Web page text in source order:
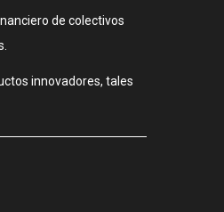
de colectivos
innovadores, tales